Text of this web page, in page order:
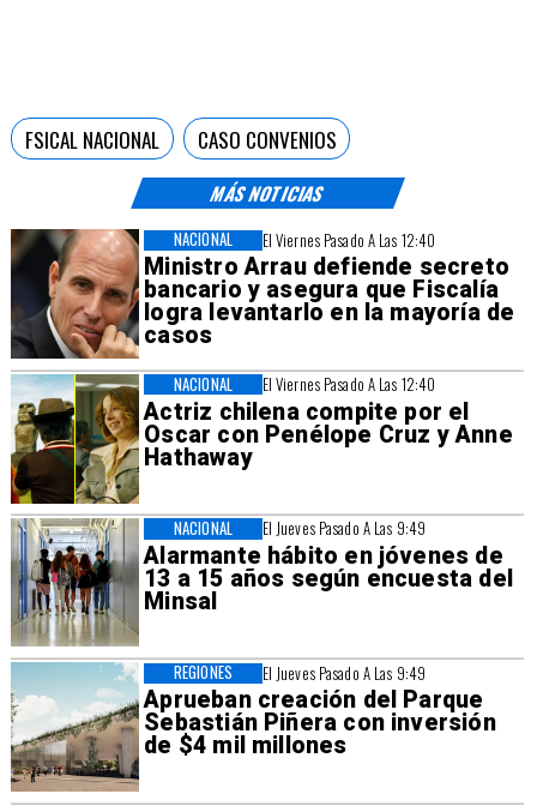
MÁS NOTICIAS
El Viernes Pasado A Las 12:40
Ministro Arrau defiende secreto
bancario y asegura que Fiscalía
logra levantarlo en la mayoría de
casos
NACIONAL
El Viernes Pasado A Las 12:40
Actriz chilena compite por el
Oscar con Penélope Cruz y Anne
Hathaway
NACIONAL
El Jueves Pasado A Las 9:49
Alarmante hábito en jóvenes de
13 a 15 años según encuesta del
Minsal
NACIONAL
El Jueves Pasado A Las 9:49
Aprueban creación del Parque
Sebastián Piñera con inversión
de $4 mil millones
REGIONES
FSICAL NACIONAL CASO CONVENIOS